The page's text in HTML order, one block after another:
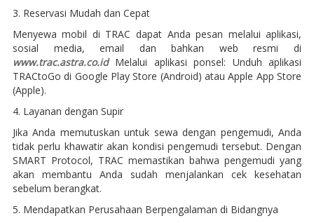
3. Reservasi Mudah dan Cepat
Menyewa mobil di TRAC dapat Anda pesan melalui aplikasi,
sosial media, email dan bahkan web resmi di
www.trac.astra.co.idMelalui aplikasi ponsel: Unduh aplikasi
TRACtoGo di Google Play Store (Android) atau Apple App Store
(Apple).
4. Layanan dengan Supir
Jika Anda memutuskan untuk sewa dengan pengemudi, Anda
tidak perlu khawatir akan kondisi pengemudi tersebut. Dengan
SMART Protocol, TRAC memastikan bahwa pengemudi yang
akan membantu Anda sudah menjalankan cek kesehatan
sebelum berangkat.
5. Mendapatkan Perusahaan Berpengalaman di Bidangnya